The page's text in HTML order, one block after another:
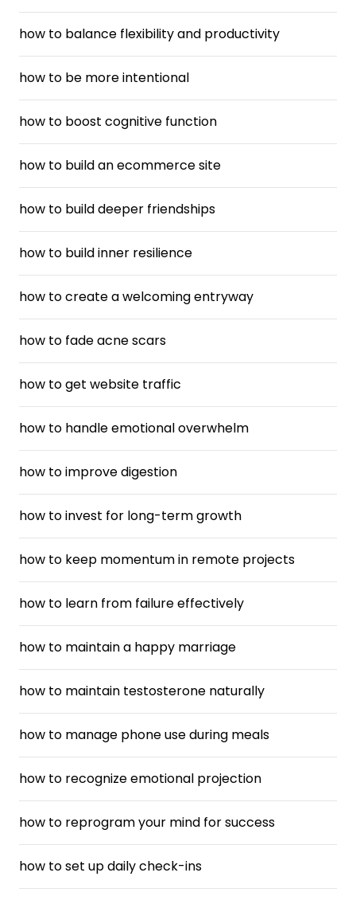
how to balance flexibility and productivity
how to be more intentional
how to boost cognitive function
how to build an ecommerce site
how to build deeper friendships
how to build inner resilience
how to create a welcoming entryway
how to fade acne scars
how to get website traffic
how to handle emotional overwhelm
how to improve digestion
how to invest for long-term growth
how to keep momentum in remote projects
how to learn from failure effectively
how to maintain a happy marriage
how to maintain testosterone naturally
how to manage phone use during meals
how to recognize emotional projection
how to reprogram your mind for success
how to set up daily check-ins